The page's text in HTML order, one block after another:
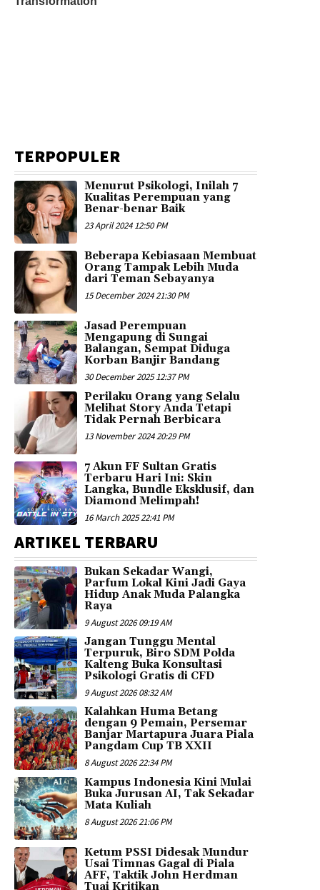
TERPOPULER
Menurut Psikologi, Inilah 7
Kualitas Perempuan yang
Benar-benar Baik
23 April 2024 12:50 PM
Beberapa Kebiasaan Membuat
Orang Tampak Lebih Muda
dari Teman Sebayanya
15 December 2024 21:30 PM
Jasad Perempuan
Mengapung di Sungai
Balangan, Sempat Diduga
Korban Banjir Bandang
30 December 2025 12:37 PM
Perilaku Orang yang Selalu
Melihat Story Anda Tetapi
Tidak Pernah Berbicara
13 November 2024 20:29 PM
7 Akun FF Sultan Gratis
Terbaru Hari Ini: Skin
Langka, Bundle Eksklusif, dan
Diamond Melimpah!
16 March 2025 22:41 PM
ARTIKEL TERBARU
Bukan Sekadar Wangi,
Parfum Lokal Kini Jadi Gaya
Hidup Anak Muda Palangka
Raya
9 August 2026 09:19 AM
Jangan Tunggu Mental
Terpuruk, Biro SDM Polda
Kalteng Buka Konsultasi
Psikologi Gratis di CFD
9 August 2026 08:32 AM
Kalahkan Huma Betang
dengan 9 Pemain, Persemar
Banjar Martapura Juara Piala
Pangdam Cup TB XXII
8 August 2026 22:34 PM
Kampus Indonesia Kini Mulai
Buka Jurusan AI, Tak Sekadar
Mata Kuliah
8 August 2026 21:06 PM
Ketum PSSI Didesak Mundur
Usai Timnas Gagal di Piala
AFF, Taktik John Herdman
Tuai Kritikan